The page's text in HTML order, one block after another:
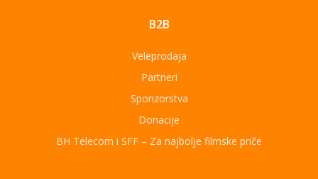
B2B
Veleprodaja
Partneri
Sponzorstva
Donacije
BH Telecom i SFF – Za najbolje filmske priče